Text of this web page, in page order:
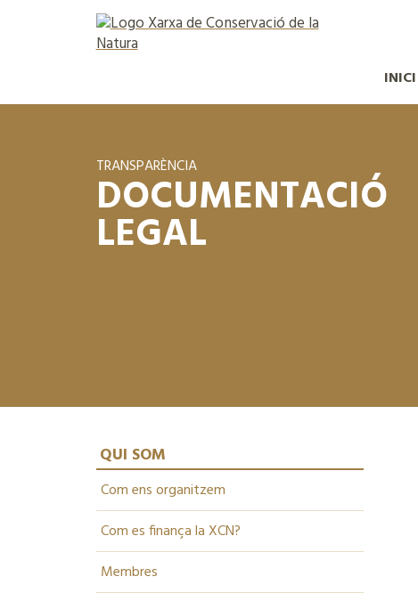
INICI
TRANSPARÈNCIA
DOCUMENTACIÓ
LEGAL
QUI SOM
Com ens organitzem
Com es finança la XCN?
Membres